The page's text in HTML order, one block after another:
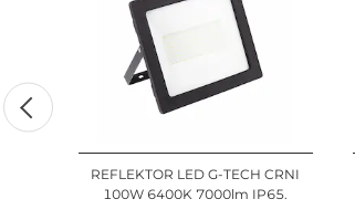
REFLEKTOR LED G-TECH CRNI
100W 6400K 7000lm IP65.